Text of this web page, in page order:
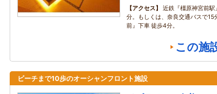
アクセス
近鉄『橿原神宮前
分。もしくは、奈良交通バスで15
前』下車 徒歩4分。
この施
ビーチまで10歩のオーシャンフロント施設